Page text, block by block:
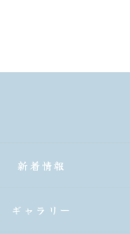
新着情報
ギャラリー